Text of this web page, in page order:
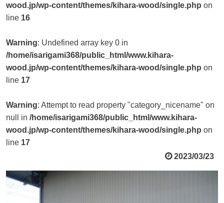
wood.jp/wp-content/themes/kihara-wood/single.php on
line 16
Warning: Undefined array key 0 in
/home/isarigami368/public_html/www.kihara-
wood.jp/wp-content/themes/kihara-wood/single.php on
line 17
Warning: Attempt to read property "category_nicename" on
null in /home/isarigami368/public_html/www.kihara-
wood.jp/wp-content/themes/kihara-wood/single.php on
line 17
2023/03/23